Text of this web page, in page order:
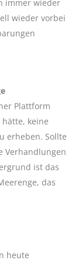
immer wieder
wieder vorbei
Plattform
keine
erheben. Sollte
Verhandlungen
ist das
das
heute